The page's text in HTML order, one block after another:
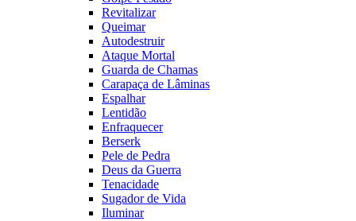
Revitalizar
Queimar
Autodestruir
Ataque Mortal
Guarda de Chamas
Carapaça de Lâminas
Espalhar
Lentidão
Enfraquecer
Berserk
Pele de Pedra
Deus da Guerra
Tenacidade
Sugador de Vida
Iluminar